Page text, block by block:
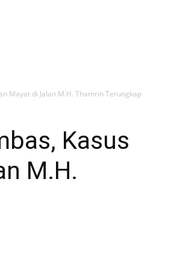
Mayat di Jalan M.H. Thamrin Terungkap
Kasus
M.H.